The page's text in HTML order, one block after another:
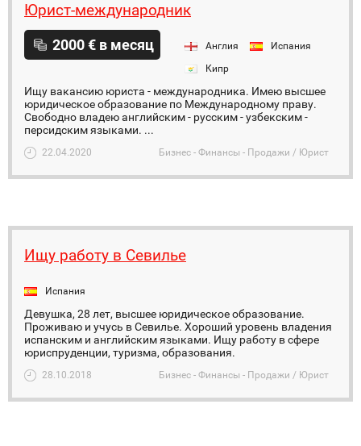
Юрист-международник
2000 € в месяц Англия
Испания
Кипр
Ищу вакансию юриста - международника. Имею высшее
юридическое образование по Международному праву.
Свободно владею английским - русским - узбекским -
персидским языками. ...
22.04.2020 Бизнес - Финансы - Продажи / Юрист
Ищу работу в Севилье
Испания
Девушка, 28 лет, высшее юридическое образование.
Проживаю и учусь в Севилье. Хороший уровень владения
испанским и английским языками. Ищу работу в сфере
юриспруденции, туризма, образования.
28.10.2018 Бизнес - Финансы - Продажи / Юрист